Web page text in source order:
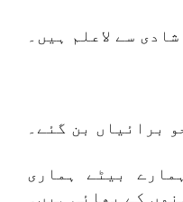
سے لاعلم ہیں۔
برائیاں بن گئے۔
بیٹے ہماری
کے بھائی ہیں۔